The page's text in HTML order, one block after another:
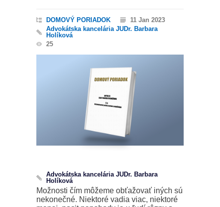
DOMOVÝ PORIADOK
11 Jan 2023
Advokátska kancelária JUDr. Barbara
Holíková
25
Advokátska kancelária JUDr. Barbara
Holíková
Možnosti čím môžeme obťažovať iných sú
nekonečné. Niektoré vadia viac, niektoré